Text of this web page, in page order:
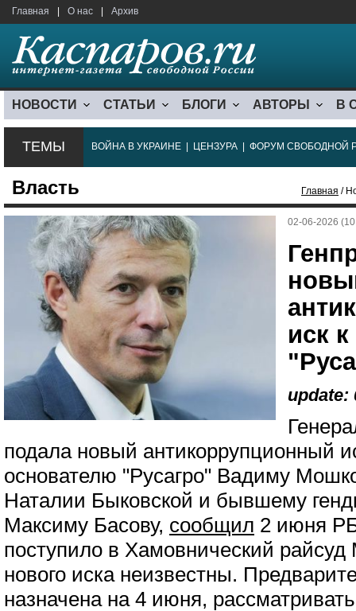
Главная О нас Архив
НОВОСТИ СТАТЬИ БЛОГИ АВТОРЫ В
ТЕМЫ ВОЙНА В УКРАИНЕ ЦЕНЗУРА ФОРУМ СВОБОДНОЙ
Власть Главная /
02-06-2026
иск
update:
подала новый антикоррупционный
основателю "Русагро" Вадиму
Наталии Быковской и бывшему
Максиму Басову, сообщил 2 июня
поступило в Хамовнический
нового иска неизвестны.
назначена на 4 июня,